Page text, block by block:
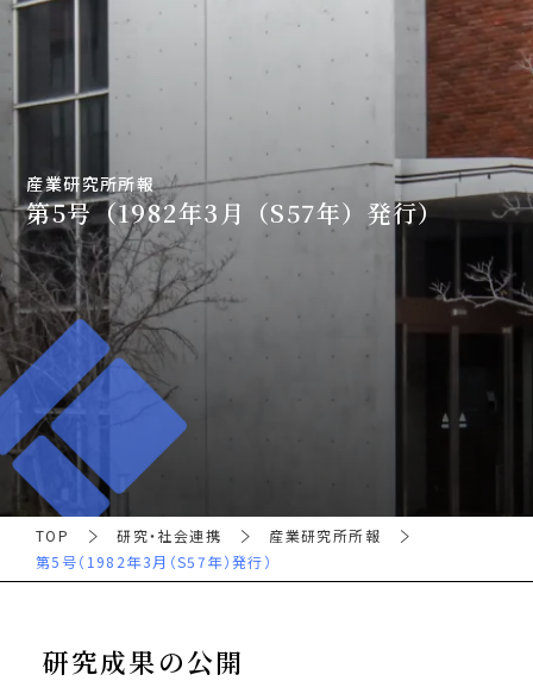
産業研究所所報
第5号（1982年3月（S57年）発行）
TOP 研究・社会連携
産業研究所所報
第5号（1982年3月（S57年）発行）
研究成果の公開